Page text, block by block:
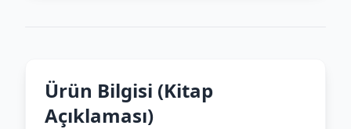
Ürün Bilgisi (Kitap
Açıklaması)